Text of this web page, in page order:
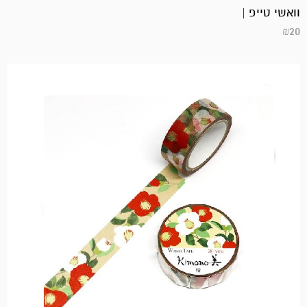
וואשי טייפ |
₪20
₪85.
₪65.